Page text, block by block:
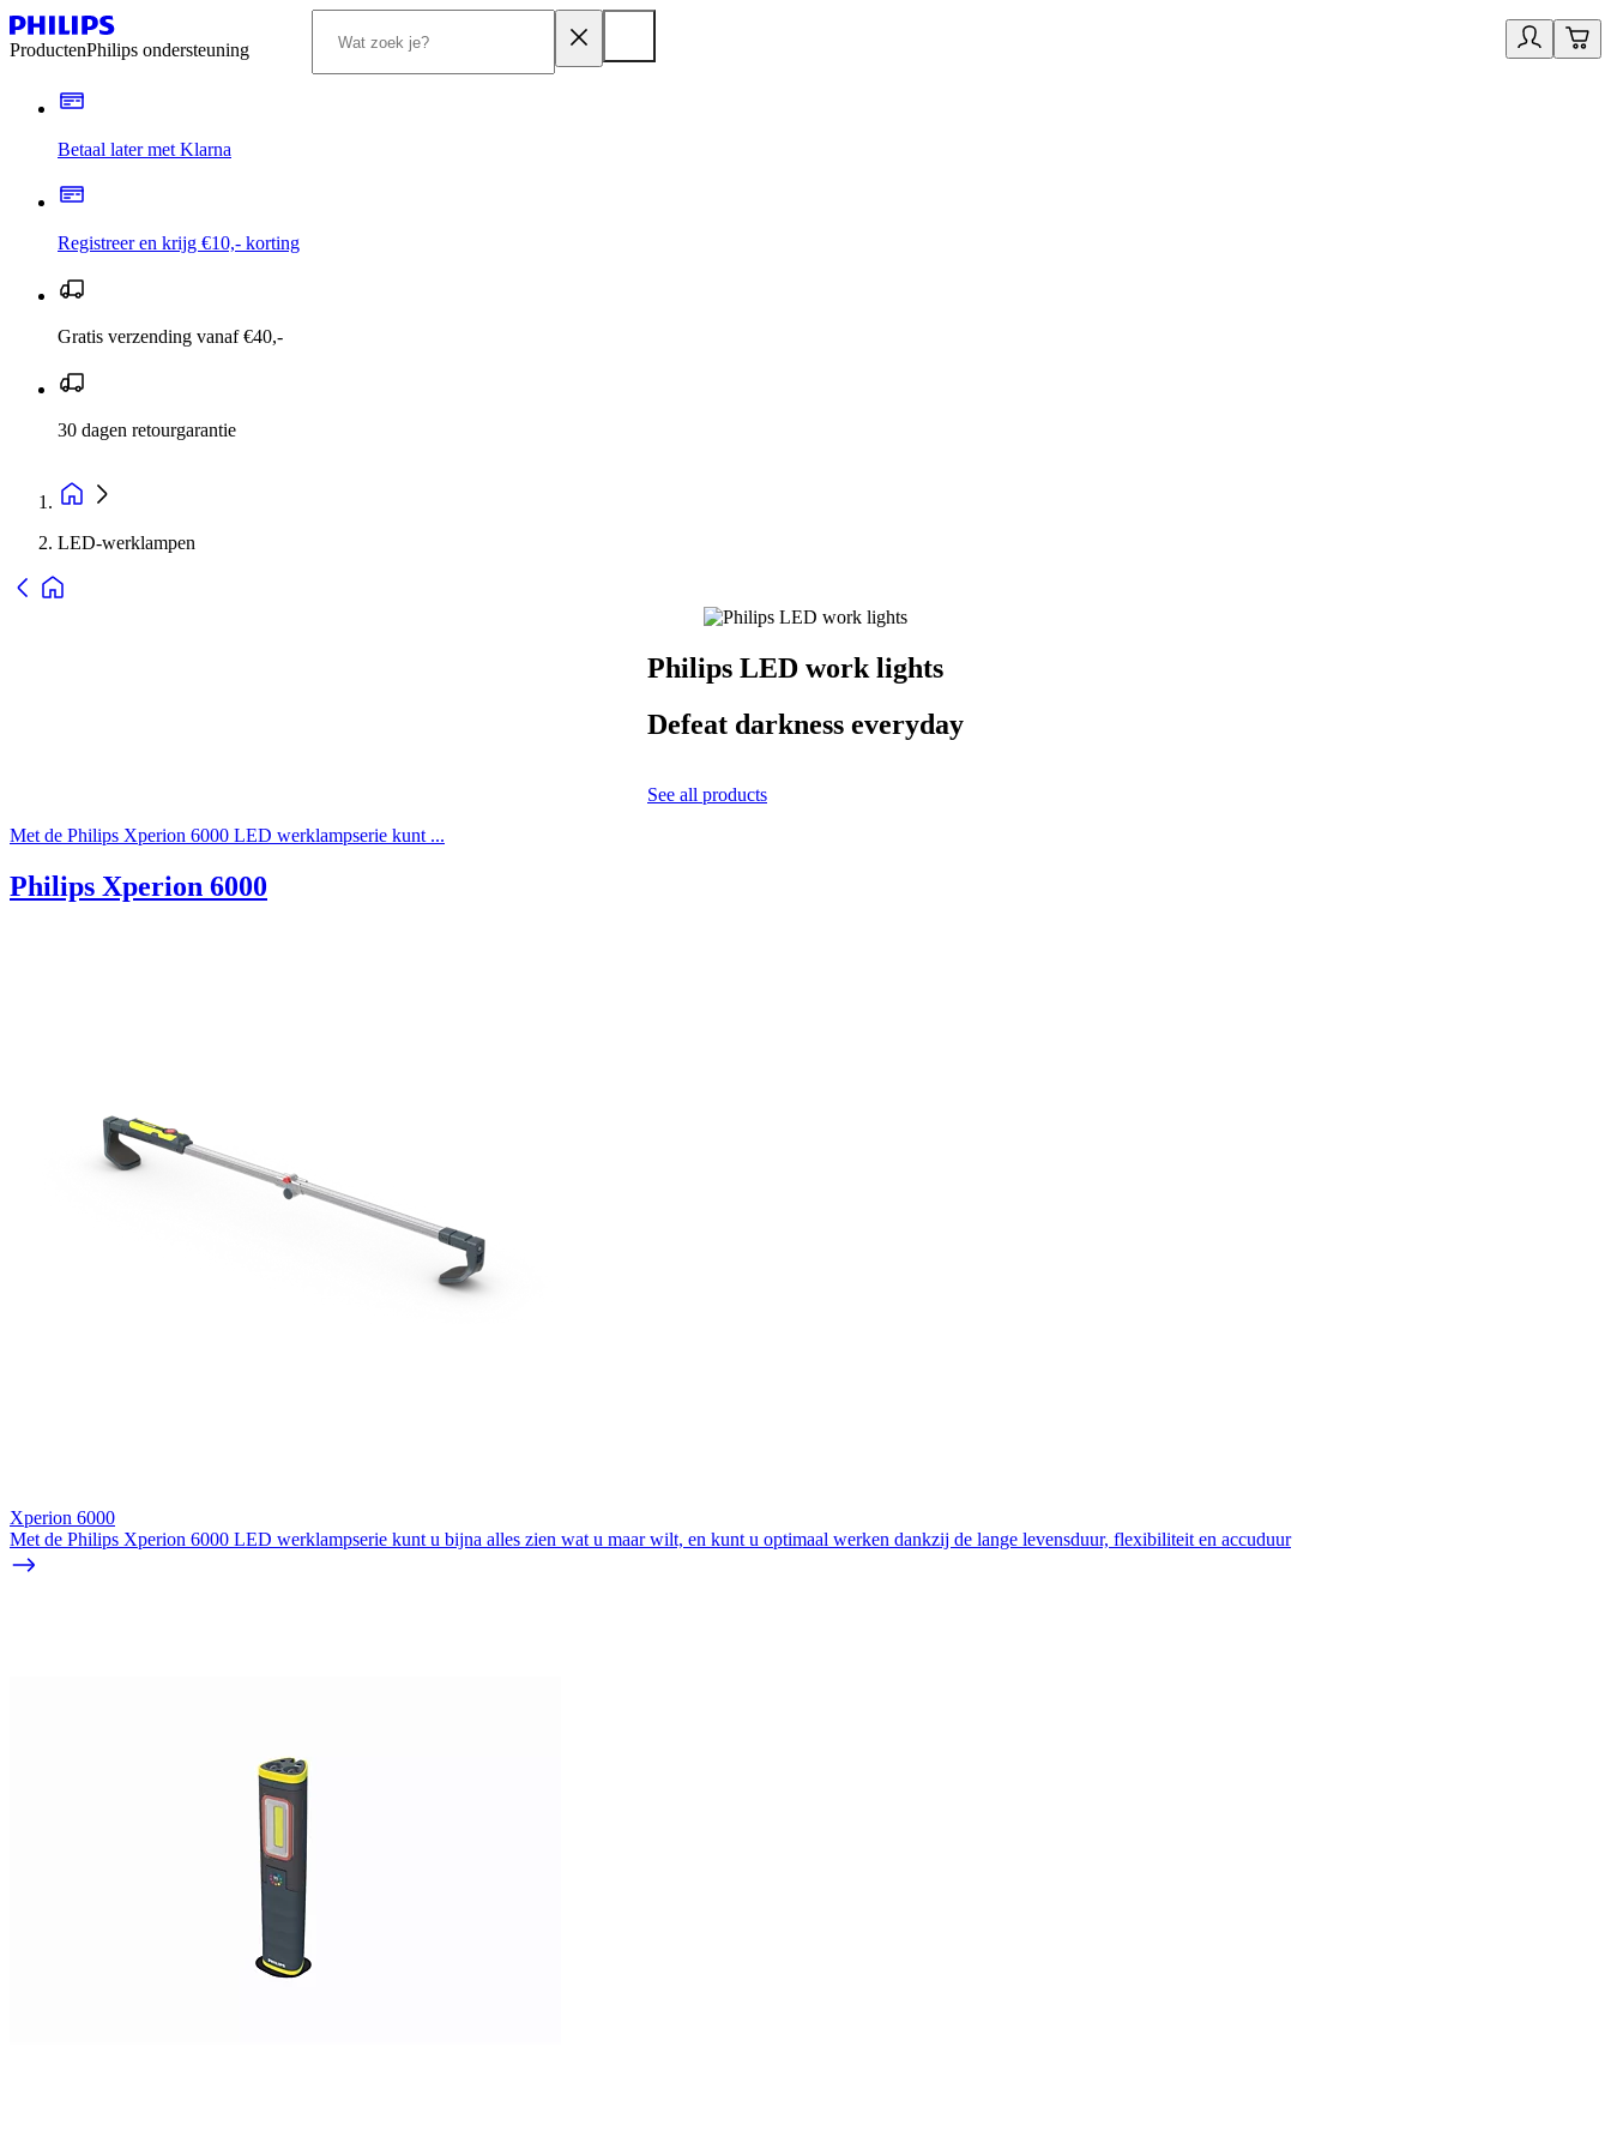
ProductenPhilips ondersteuning
Betaal later met Klarna
Registreer en krijg €10,- korting
Gratis verzending vanaf €40,-
30 dagen retourgarantie
LED-werklampen
Philips LED work lights
Defeat darkness everyday
See all products
Met de Philips Xperion 6000 LED werklampserie kunt ...
Philips Xperion 6000
Xperion 6000
Met de Philips Xperion 6000 LED werklampserie kunt u bijna alles zien wat u maar wilt, en kunt u optimaal werken dankzij de lange levensduur, flexibiliteit en accuduur